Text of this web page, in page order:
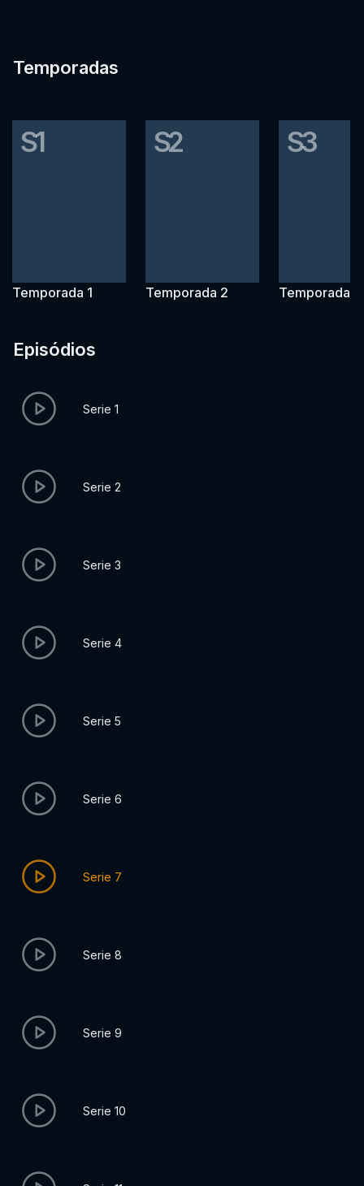
Temporadas
S1
Temporada 1
S2
Temporada 2
S3
Temporada 3
Episódios
Serie 1
Serie 2
Serie 3
Serie 4
Serie 5
Serie 6
Serie 7
Serie 8
Serie 9
Serie 10